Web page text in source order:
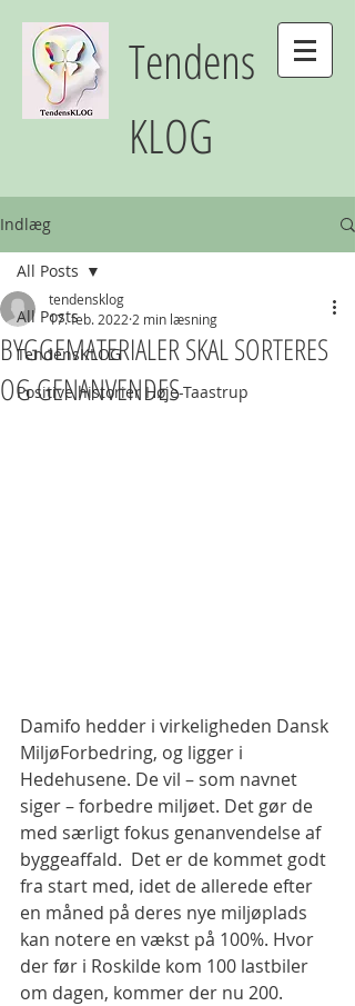
Tendens
KLOG
Indlæg
All Posts
TendensKLOG
Positive historier Høje-Taastrup
All Posts
BYGGEMATERIALER SKAL SORTERES
OG GENANVENDES
tendensklog
17. feb. 2022 2 min læsning
Damifo hedder i virkeligheden Dansk
MiljøForbedring, og ligger i
Hedehusene. De vil – som navnet
siger – forbedre miljøet. Det gør de
med særligt fokus genanvendelse af
byggeaffald.  Det er de kommet godt
fra start med, idet de allerede efter
en måned på deres nye miljøplads
kan notere en vækst på 100%. Hvor
der før i Roskilde kom 100 lastbiler
om dagen, kommer der nu 200.